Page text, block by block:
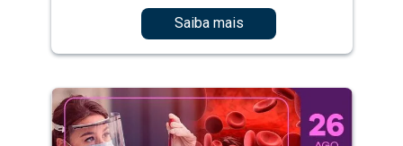
Saiba mais